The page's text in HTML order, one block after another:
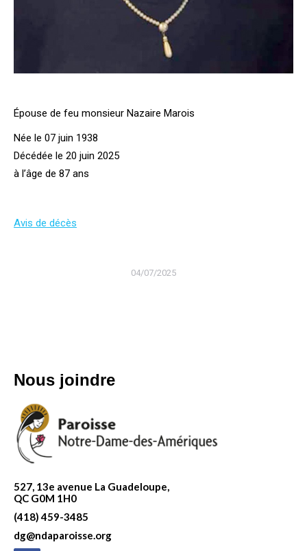
Épouse de feu monsieur Nazaire Marois
Née le 07 juin 1938
Décédée le 20 juin 2025
à l’âge de 87 ans
Avis de décès
04/07/2025
Nous joindre
527, 13e avenue La Guadeloupe,
QC G0M 1H0
(418) 459-3485
dg@ndaparoisse.org